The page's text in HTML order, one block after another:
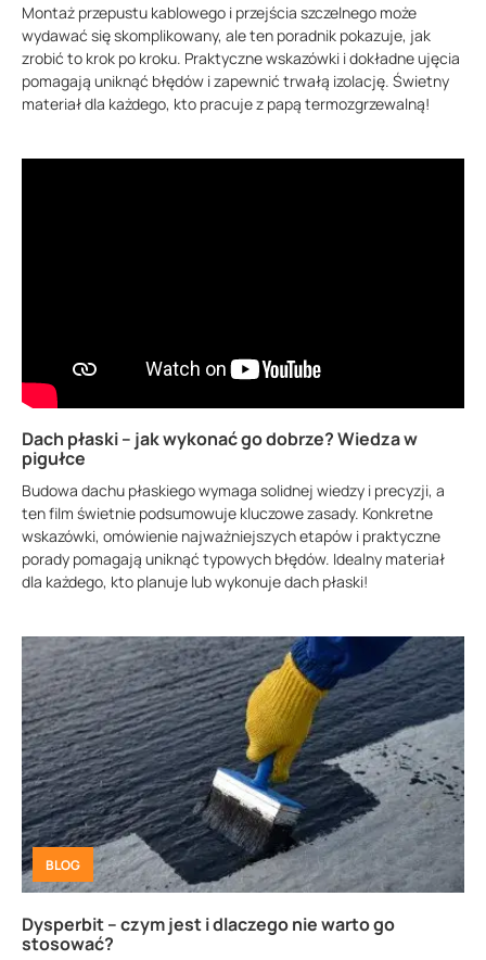
Montaż przepustu kablowego i przejścia szczelnego może
wydawać się skomplikowany, ale ten poradnik pokazuje, jak
zrobić to krok po kroku. Praktyczne wskazówki i dokładne ujęcia
pomagają uniknąć błędów i zapewnić trwałą izolację. Świetny
materiał dla każdego, kto pracuje z papą termozgrzewalną!
Dach płaski – jak wykonać go dobrze? Wiedza w
pigułce
Budowa dachu płaskiego wymaga solidnej wiedzy i precyzji, a
ten film świetnie podsumowuje kluczowe zasady. Konkretne
wskazówki, omówienie najważniejszych etapów i praktyczne
porady pomagają uniknąć typowych błędów. Idealny materiał
dla każdego, kto planuje lub wykonuje dach płaski!
BLOG
Dysperbit – czym jest i dlaczego nie warto go
stosować?